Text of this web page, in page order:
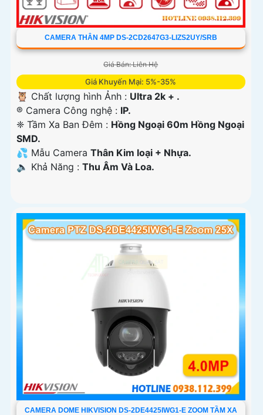
CAMERA THÂN 4MP DS-2CD2647G3-LIZS2UY/SRB
Giá Bán: Liên Hệ
Giá Khuyến Mại: 5%-35%
🦉 Chất lượng hình Ảnh : Ultra 2k + .
®️ Camera Công nghệ : IP.
❈ Tầm Xa Ban Đêm : Hồng Ngoại 60m Hồng Ngoại
SMD.
💦 Mẫu Camera Thân Kim loại + Nhựa.
️🔈 Khả Năng : Thu Âm Và Loa.
CAMERA DOME HIKVISION DS-2DE4425IWG1-E ZOOM TẦM XA